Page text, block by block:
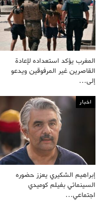
المغرب يؤكد استعداده لإعادة
القاصرين غير المرفوقين ويدعو
إلى…
اخبار
إبراهيم الشكيري يعزز حضوره
السينمائي بفيلم كوميدي
اجتماعي…